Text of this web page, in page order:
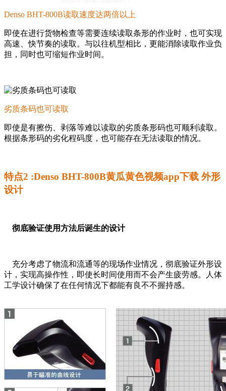
Denso BHT-800B读取速度达两倍以上
即使在进行货物检查等需要连续读取条形的作业时，也可实现
高速、快节奏的读取。与以往机型相比，更能消除读取作业负
担，同时也可缩短作业时间。
劣质条码也可读取
即使是有擦伤、剥落等难以读取的劣质条形码也可顺利读取。
根据条形码的劣化程码度，也可能存在无法读取的情况。
特点2 :Denso BHT-800B黄瓜黄色视频app下载 外形
设计
彻底验证使用方法后诞生的设计
充分考虑了物流和流通等的现场作业情况，彻底验证外形设
计，实现高操作性，即使长时间使用而不会产生疲劳感。人体
工学设计确保了在任何情况下都能有良不不握持感。